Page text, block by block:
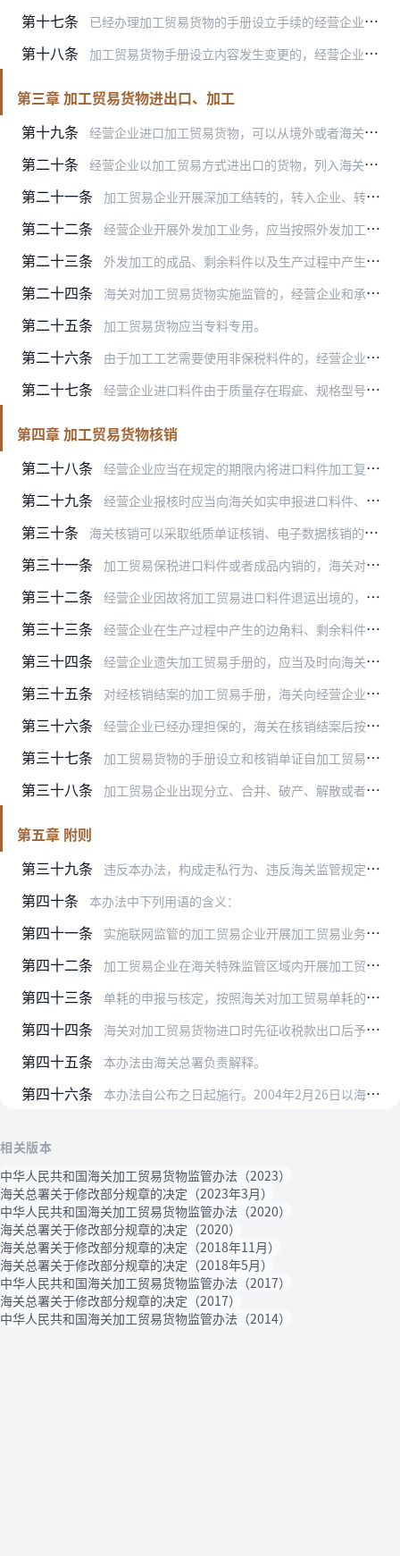
第十七条 已经办理加工贸易货物的手册设立手续的经营企业可以向海关领取加工贸易手册分册、续册。
第十八条 加工贸易货物手册设立内容发生变更的，经营企业应当在加工贸易手册有效期内办理变更手续。
第三章 加工贸易货物进出口、加工
第十九条
经营企业进口加工贸易货物，可以从境外或者海关特殊监管区域、保税监管场所进口，也可以通过深加工结转方式转入。
第二十条 经营企业以加工贸易方式进出口的货物，列入海关统计。
第二十一条 加工贸易企业开展深加工结转的，转入企业、转出企业应当向各自的主管海关申报，办理实际收发货以及报关手续。具体管理规定由海关总署另行制定并公布。
第二十二条 经营企业开展外发加工业务，应当按照外发加工的相关管理规定自外发之日起3个工作日内向海关办理备案手续。
第二十三条 外发加工的成品、剩余料件以及生产过程中产生的边角料、残次品、副产品等加工贸易货物，经营企业向所在地主管海关办理相关手续后，可以不运回本企业。
第二十四条 海关对加工贸易货物实施监管的，经营企业和承揽者应当予以配合。
第二十五条 加工贸易货物应当专料专用。
第二十六条 由于加工工艺需要使用非保税料件的，经营企业应当事先向海关如实申报使用非保税料件的比例、品种、规格、型号、数量。
第二十七条 经营企业进口料件由于质量存在瑕疵、规格型号与合同不符等原因，需要返还原供货商进行退换，以及由于加工贸易出口产品售后服务需要而出口未加工保税料件的，可以直接向口岸…
第四章 加工贸易货物核销
第二十八条
经营企业应当在规定的期限内将进口料件加工复出口，并且自加工贸易手册项下最后一批成品出口或者加工贸易手册到期之日起30日内向海关报核。
第二十九条 经营企业报核时应当向海关如实申报进口料件、出口成品、边角料、剩余料件、残次品、副产品以及单耗等情况，并且按照规定提交相关单证。
第三十条 海关核销可以采取纸质单证核销、电子数据核销的方式，必要时可以下厂核查，企业应当予以配合。
第三十一条 加工贸易保税进口料件或者成品内销的，海关对保税进口料件依法征收税款并且加征缓税利息，另有规定的除外。
第三十二条 经营企业因故将加工贸易进口料件退运出境的，海关凭有关退运单证核销。
第三十三条 经营企业在生产过程中产生的边角料、剩余料件、残次品、副产品和受灾保税货物，按照海关对加工贸易边角料、剩余料件、残次品、副产品和受灾保税货物的管理规定办理，海关凭…
第三十四条 经营企业遗失加工贸易手册的，应当及时向海关报告。
第三十五条 对经核销结案的加工贸易手册，海关向经营企业签发《核销结案通知书》。
第三十六条 经营企业已经办理担保的，海关在核销结案后按照规定解除担保。
第三十七条 加工贸易货物的手册设立和核销单证自加工贸易手册核销结案之日起留存3年。
第三十八条 加工贸易企业出现分立、合并、破产、解散或者其他停止正常生产经营活动情形的，应当及时向海关报告，并且办结海关手续。
第五章 附则
第三十九条
违反本办法，构成走私行为、违反海关监管规定行为或者其他违反《中华人民共和国海关法》行为的，由海关依照《中华人民共和国海关法》和《中华人民共和国海关行政处罚实施条…
第四十条 本办法中下列用语的含义：
第四十一条 实施联网监管的加工贸易企业开展加工贸易业务，按照海关对加工贸易企业实施计算机联网监管的管理规定办理。
第四十二条 加工贸易企业在海关特殊监管区域内开展加工贸易业务，按照海关对海关特殊监管区域的相关管理规定办理。
第四十三条 单耗的申报与核定，按照海关对加工贸易单耗的管理规定办理。
第四十四条 海关对加工贸易货物进口时先征收税款出口后予以退税的管理规定另行制定。
第四十五条 本办法由海关总署负责解释。
第四十六条 本办法自公布之日起施行。2004年2月26日以海关总署令第113号发布，并经海关总署令第168号、195号修正的《中华人民共和国海关对加工贸易货物监管办法》同时…
相关版本
中华人民共和国海关加工贸易货物监管办法（2023）
海关总署关于修改部分规章的决定（2023年3月）
中华人民共和国海关加工贸易货物监管办法（2020）
海关总署关于修改部分规章的决定（2020）
海关总署关于修改部分规章的决定（2018年11月）
海关总署关于修改部分规章的决定（2018年5月）
中华人民共和国海关加工贸易货物监管办法（2017）
海关总署关于修改部分规章的决定（2017）
中华人民共和国海关加工贸易货物监管办法（2014）